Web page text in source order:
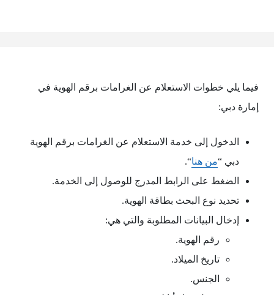
فيما يلي خطوات الاستعلام عن الغرامات برقم الهوية في
إمارة دبي:
الدخول إلى خدمة الاستعلام عن الغرامات برقم الهوية
دبي “من هنا“.
الضغط على الرابط المدرج للوصول إلى الخدمة.
تحديد نوع البحث بطاقة الهوية.
إدخال البيانات المطلوبة والتي هي:
رقم الهوية.
تاريخ الميلاد.
الجنس.